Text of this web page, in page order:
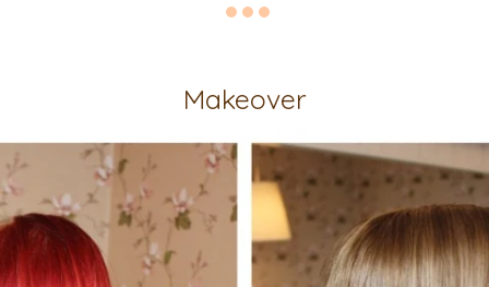
Makeover